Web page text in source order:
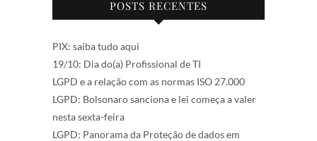
POSTS RECENTES
PIX: saiba tudo aqui
19/10: Dia do(a) Profissional de TI
LGPD e a relação com as normas ISO 27.000
LGPD: Bolsonaro sanciona e lei começa a valer
nesta sexta-feira
LGPD: Panorama da Proteção de dados em